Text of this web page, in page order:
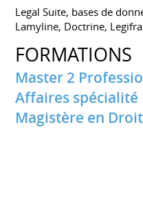
Legal Suite, bases de
Lamyline, Doctrine,
FORMATIONS
Master 2
Affaires spécialité
Magistère en